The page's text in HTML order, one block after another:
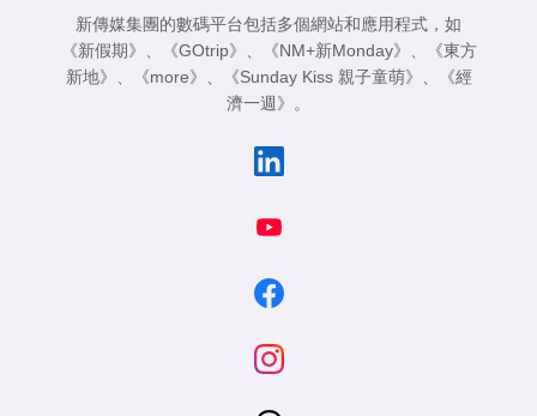
新傳媒集團的數碼平台包括多個網站和應用程式，如
《新假期》
《GOtrip》 《NM+新Monday》
《東方
新地》
《more》 《Sunday Kiss 親子童萌》
《經
濟一週》
。